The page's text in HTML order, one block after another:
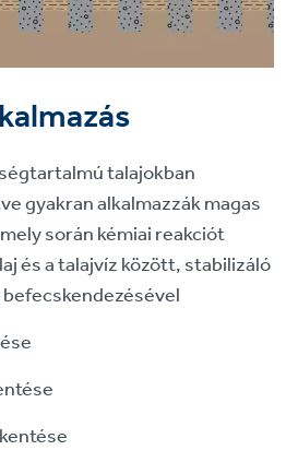
talajokban
gyakran alkalmazzák magas
során kémiai reakciót
és a talajvíz között, stabilizáló